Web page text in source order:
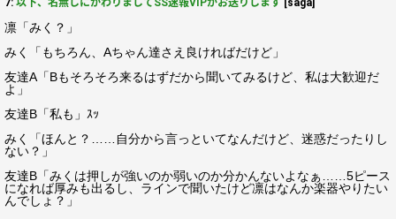
7: 以下、名無しにかわりましてSS速報VIPがお送りします [saga]
凛「みく？」
みく「もちろん、Aちゃん達さえ良ければだけど」
友達A「Bもそろそろ来るはずだから聞いてみるけど、私は大歓迎だ
よ」
友達B「私も」ｽｯ
みく「ほんと？……自分から言っといてなんだけど、迷惑だったりし
ない？」
友達B「みくは押しが強いのか弱いのか分かんないよなぁ……5ピース
になれば厚みも出るし、ラインで聞いたけど凛はなんか楽器やりたい
んでしょ？」